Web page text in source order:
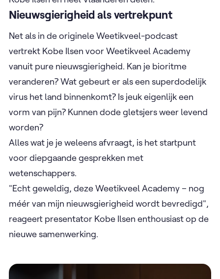
Nieuwsgierigheid als vertrekpunt
Net als in de originele Weetikveel-podcast
vertrekt Kobe Ilsen voor Weetikveel Academy
vanuit pure nieuwsgierigheid. Kan je bioritme
veranderen? Wat gebeurt er als een superdodelijk
virus het land binnenkomt? Is jeuk eigenlijk een
vorm van pijn? Kunnen dode gletsjers weer levend
worden?
Alles wat je je weleens afvraagt, is het startpunt
voor diepgaande gesprekken met
wetenschappers.
"Echt geweldig, deze Weetikveel Academy – nog
méér van mijn nieuwsgierigheid wordt bevredigd",
reageert presentator Kobe Ilsen enthousiast op de
nieuwe samenwerking.